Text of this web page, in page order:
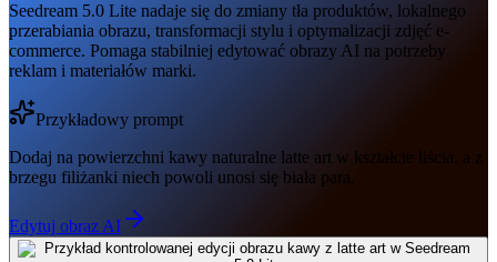
Seedream 5.0 Lite nadaje się do zmiany tła produktów, lokalnego
przerabiania obrazu, transformacji stylu i optymalizacji zdjęć e-
commerce. Pomaga stabilniej edytować obrazy AI na potrzeby
reklam i materiałów marki.
Przykładowy prompt
Dodaj na powierzchni kawy naturalne latte art w kształcie liścia, a z
brzegu filiżanki niech powoli unosi się biała para.
Edytuj obraz AI